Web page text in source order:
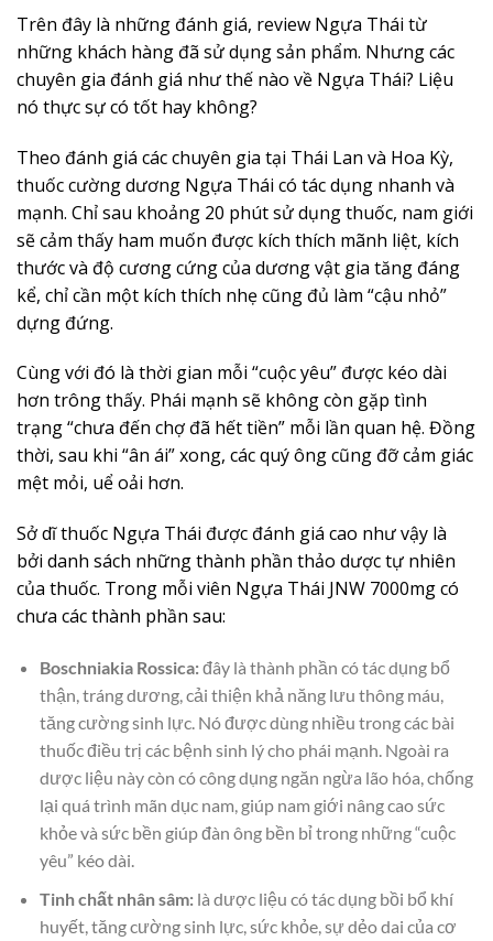
Trên đây là những đánh giá, review Ngựa Thái từ
những khách hàng đã sử dụng sản phẩm. Nhưng các
chuyên gia đánh giá như thế nào về Ngựa Thái? Liệu
nó thực sự có tốt hay không?
Theo đánh giá các chuyên gia tại Thái Lan và Hoa Kỳ,
thuốc cường dương Ngựa Thái có tác dụng nhanh và
mạnh. Chỉ sau khoảng 20 phút sử dụng thuốc, nam giới
sẽ cảm thấy ham muốn được kích thích mãnh liệt, kích
thước và độ cương cứng của dương vật gia tăng đáng
kể, chỉ cần một kích thích nhẹ cũng đủ làm “cậu nhỏ”
dựng đứng.
Cùng với đó là thời gian mỗi “cuộc yêu” được kéo dài
hơn trông thấy. Phái mạnh sẽ không còn gặp tình
trạng “chưa đến chợ đã hết tiền” mỗi lần quan hệ. Đồng
thời, sau khi “ân ái” xong, các quý ông cũng đỡ cảm giác
mệt mỏi, uể oải hơn.
Sở dĩ thuốc Ngựa Thái được đánh giá cao như vậy là
bởi danh sách những thành phần thảo dược tự nhiên
của thuốc. Trong mỗi viên Ngựa Thái JNW 7000mg có
chưa các thành phần sau:
Boschniakia Rossica:đây là thành phần có tác dụng bổ
thận, tráng dương, cải thiện khả năng lưu thông máu,
tăng cường sinh lực. Nó được dùng nhiều trong các bài
thuốc điều trị các bệnh sinh lý cho phái mạnh. Ngoài ra
dược liệu này còn có công dụng ngăn ngừa lão hóa, chống
lại quá trình mãn dục nam, giúp nam giới nâng cao sức
khỏe và sức bền giúp đàn ông bền bỉ trong những “cuộc
yêu” kéo dài.
Tinh chất nhân sâm:là dược liệu có tác dụng bồi bổ khí
huyết, tăng cường sinh lực, sức khỏe, sự dẻo dai của cơ